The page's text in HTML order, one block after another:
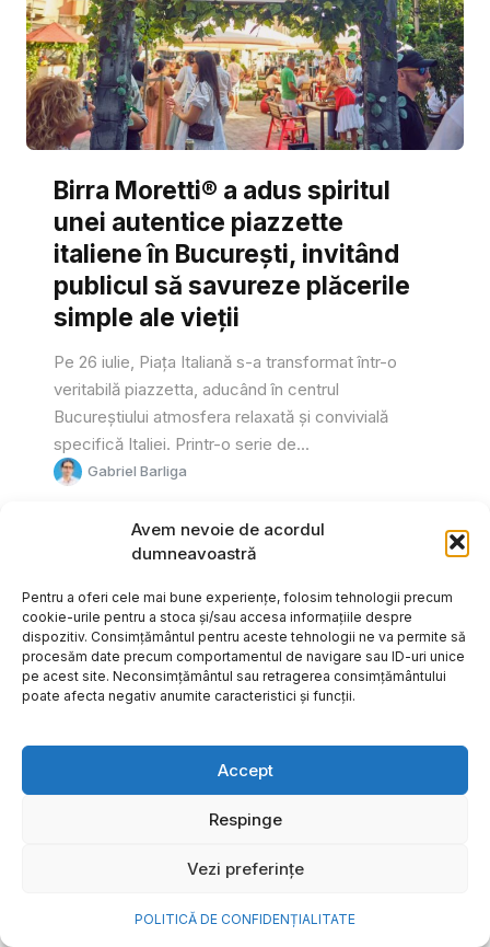
Avem nevoie de acordul
dumneavoastră
Pentru a oferi cele mai bune experiențe, folosim tehnologii precum
cookie-urile pentru a stoca și/sau accesa informațiile despre
dispozitiv. Consimțământul pentru aceste tehnologii ne va permite să
procesăm date precum comportamentul de navigare sau ID-uri unice
pe acest site. Neconsimțământul sau retragerea consimțământului
poate afecta negativ anumite caracteristici și funcții.
Accept
Respinge
Vezi preferințe
POLITICĂ DE CONFIDENȚIALITATE
Birra Moretti® a adus spiritul
unei autentice piazzette
italiene în București, invitând
publicul să savureze plăcerile
simple ale vieții
Pe 26 iulie, Piața Italiană s-a transformat într-o
veritabilă piazzetta, aducând în centrul
Bucureștiului atmosfera relaxată și convivială
specifică Italiei. Printr-o serie de...
Gabriel Barliga
frumoase amintiri ale verii într-
o bijuterie Pandora pe care o